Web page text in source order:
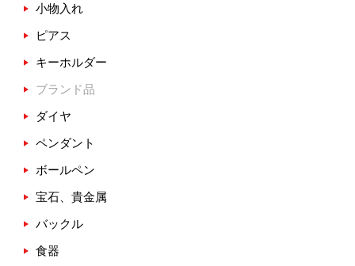
小物入れ
ピアス
キーホルダー
ブランド品
ダイヤ
ペンダント
ボールペン
宝石、貴金属
バックル
食器